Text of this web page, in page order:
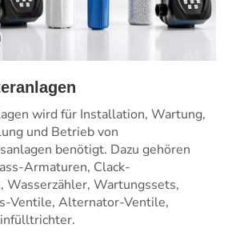
wird für Installation, Wartung,
und Betrieb von
benötigt. Dazu gehören
Armaturen, Clack-
Wartungssets,
Ventile, Alternator-Ventile,